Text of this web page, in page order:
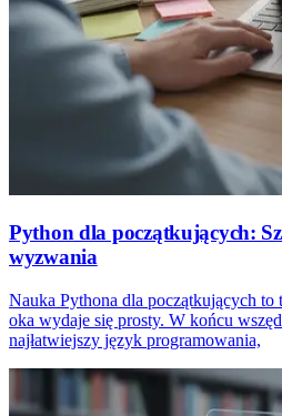
Python dla początkujących:
wyzwania
Nauka Pythona dla początkujących
oka wydaje się prosty. W końcu
najłatwiejszy język programowania,